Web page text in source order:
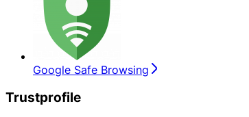
Google Safe Browsing
Trustprofile